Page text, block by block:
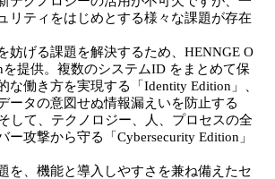
リティをはじめとする様々な課題が存在
妨げる課題を解決するため、HENNGE O
を提供。複数のシステムID をまとめて保
な働き方を実現する「Identity Edition」、
ータの意図せぬ情報漏えいを防止する
して、テクノロジー、人、プロセスの全
ー攻撃から守る「Cybersecurity Edition」
を、機能と導入しやすさを兼ね備えたセ